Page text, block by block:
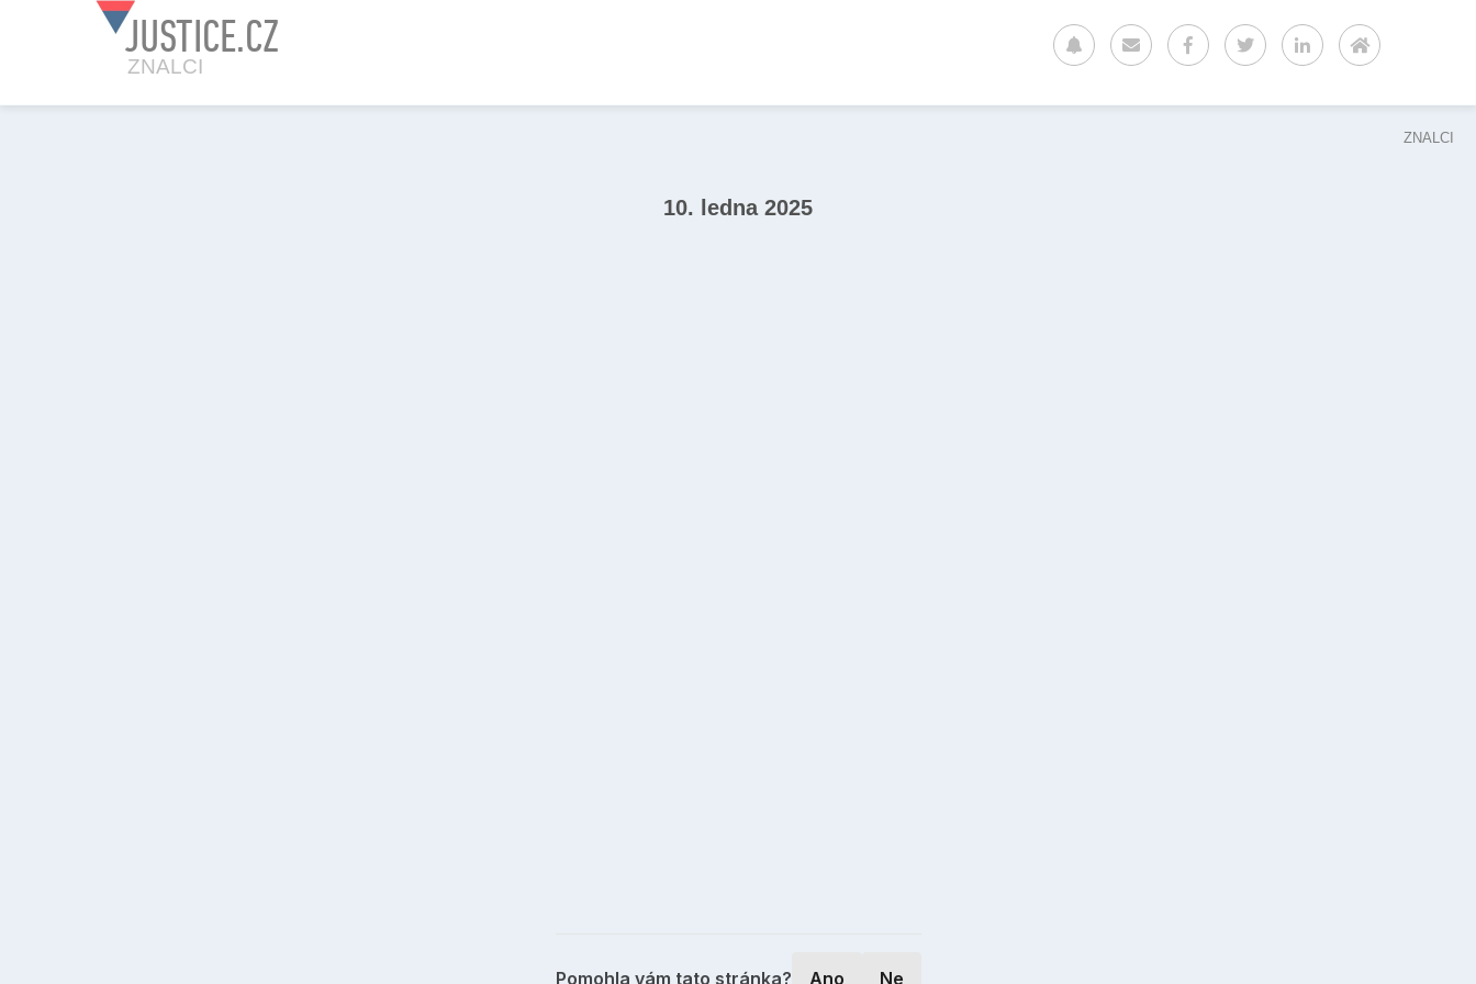
JUSTICE.CZ
ZNALCI
ZNALCI
10. ledna 2025
Pomohla vám tato stránka? Ano Ne